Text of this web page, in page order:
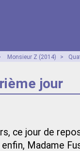
Monsieur Z (2014) >
jour
ce jour de
Madame